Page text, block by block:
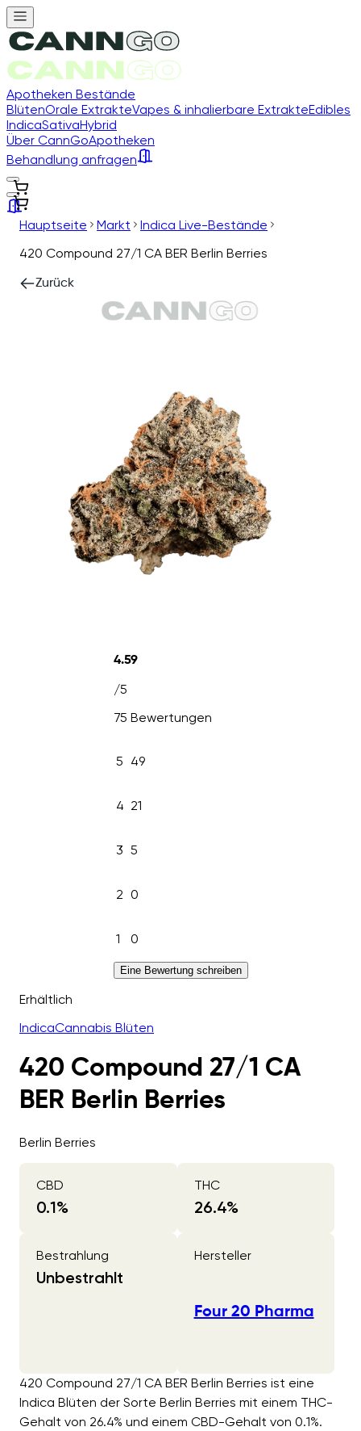
Apotheken Bestände
BlütenOrale ExtrakteVapes & inhalierbare ExtrakteEdibles
IndicaSativaHybrid
Über CannGoApotheken
Behandlung anfragen
Hauptseite Markt
Indica Live-Bestände
420 Compound 27/1 CA BER Berlin Berries
Zurück
4.59
/5
75 Bewertungen
5 49
4 21
3 5
2 0
1 0
Eine Bewertung schreiben
Erhältlich
IndicaCannabis Blüten
420 Compound 27/1 CA
BER Berlin Berries
Berlin Berries
CBD
0.1%
THC
26.4%
Bestrahlung
Unbestrahlt
Hersteller
Four 20 Pharma
420 Compound 27/1 CA BER Berlin Berries ist eine
Indica Blüten der Sorte Berlin Berries mit einem THC-
Gehalt von 26.4% und einem CBD-Gehalt von 0.1%.